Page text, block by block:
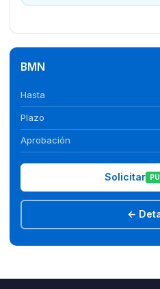
BMN
Hasta
Plazo
Aprobación
Solicitar
←